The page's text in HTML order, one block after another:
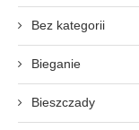
Bez kategorii
Bieganie
Bieszczady